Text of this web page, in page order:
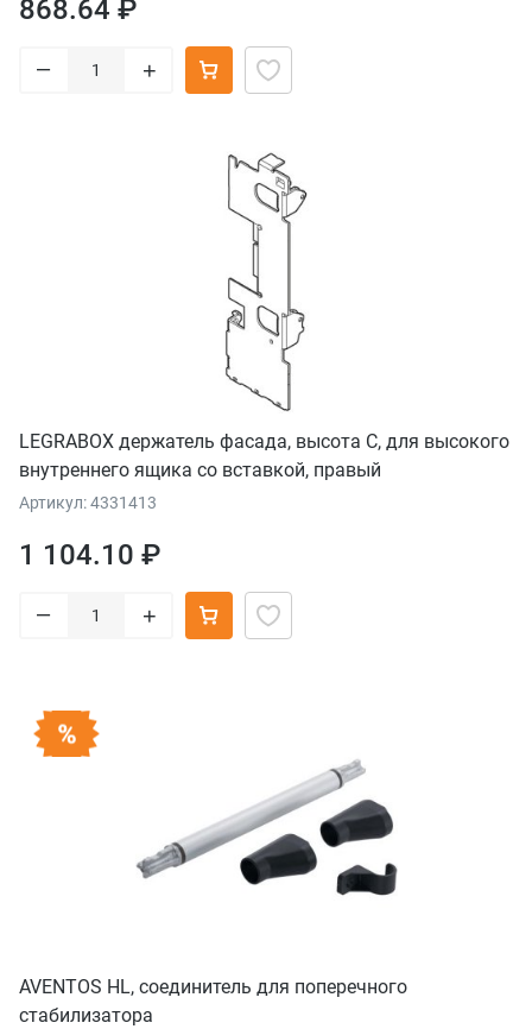
868.64 ₽
– +
LEGRABOX держатель фасада, высота C, для высокого
внутреннего ящика со вставкой, правый
Артикул: 4331413
1 104.10 ₽
– +
AVENTOS HL, соединитель для поперечного
стабилизатора